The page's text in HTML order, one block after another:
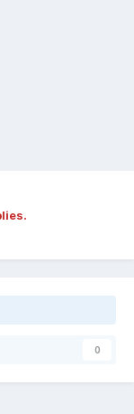
0